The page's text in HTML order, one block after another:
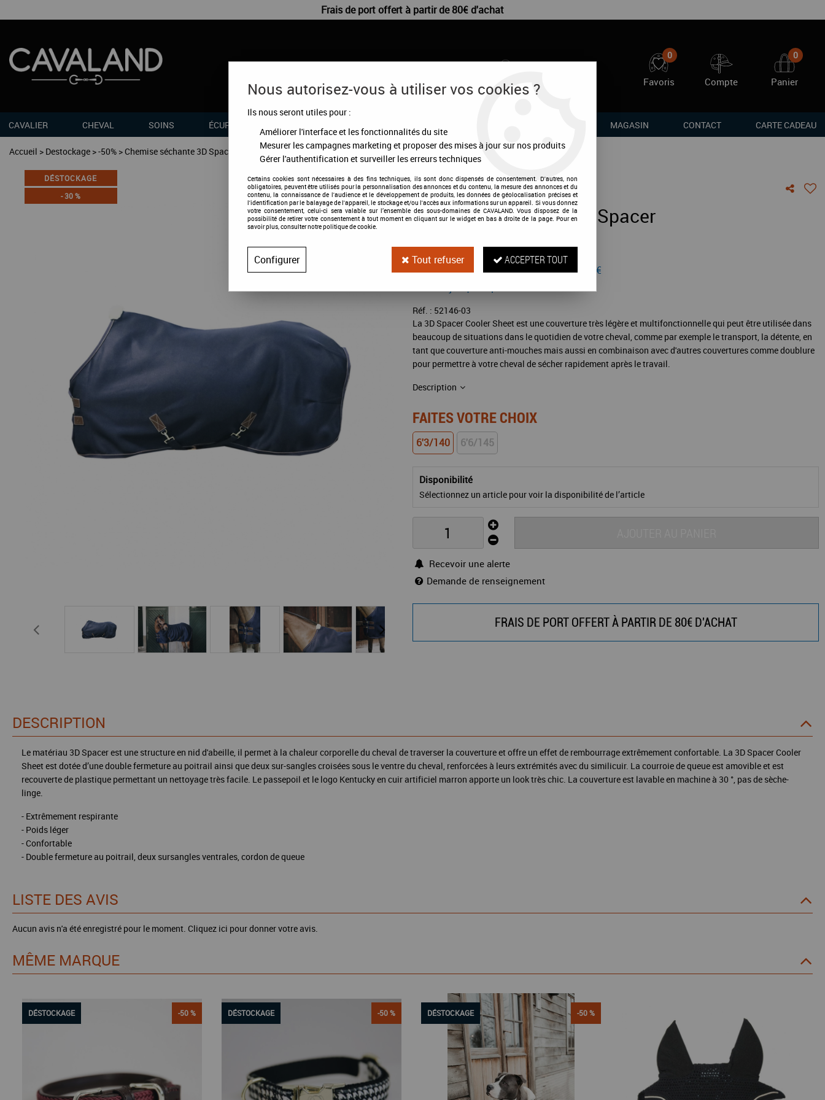
Frais de port offert à partir de 80€ d'achat
0
Favoris Compte
0
Panier
CAVALIER CHEVAL SOINS ÉCURIES MAGASIN CONTACT CARTE CADEAU
Accueil > Destockage >-50% >Chemise séchante 3D Spacer
DÉSTOCKAGE
-30 %
Chemise séchante 3D Spacer
97,99€ TTCau lieu de139,99
€
Réf. : 52146-03
La 3D Spacer Cooler Sheet est une couverture très légère et multifonctionnelle qui peut être utilisée dans
beaucoup de situations dans le quotidien de votre cheval, comme par exemple le transport, la détente, en
tant que couverture anti-mouches mais aussi en combinaison avec d'autres couvertures comme doublure
pour permettre à votre cheval de sécher rapidement après le travail.
Description
FAITES VOTRE CHOIX
6'3/140 6'6/145
Disponibilité
Sélectionnez un article pour voir la disponibilité de l’article
Recevoir une alerte
Demande de renseignement
FRAIS DE PORT OFFERT À PARTIR DE 80€ D'ACHAT
DESCRIPTION
Le matériau 3D Spacer est une structure en nid d'abeille, il permet à la chaleur corporelle du cheval de traverser la couverture et offre un effet de rembourrage extrêmement confortable. La 3D Spacer Cooler
Sheet est dotée d’une double fermeture au poitrail ainsi que deux sur-sangles croisées sous le ventre du cheval, renforcées à leurs extrémités avec du similicuir. La courroie de queue est amovible et est
recouverte de plastique permettant un nettoyage très facile. Le passepoil et le logo Kentucky en cuir artificiel marron apporte un look très chic. La couverture est lavable en machine à 30 °, pas de sèche-
linge.
- Extrêmement respirante
- Poids léger
- Confortable
- Double fermeture au poitrail, deux sursangles ventrales, cordon de queue
LISTE DES AVIS
Aucun avis n'a été enregistré pour le moment. Cliquez ici pour donner votre avis.
MÊME MARQUE
DÉSTOCKAGE -50 % DÉSTOCKAGE -50 % DÉSTOCKAGE -50 %
Nous autorisez-vous à utiliser vos cookies ?
Ils nous seront utiles pour :
Améliorer l'interface et les fonctionnalités du site
Mesurer les campagnes marketing et proposer des mises à jour sur nos produits
Gérer l'authentification et surveiller les erreurs techniques
Certains cookies sont nécessaires à des fins techniques, ils sont donc dispensés de consentement. D'autres, non
obligatoires, peuvent être utilisés pour la personnalisation des annonces et du contenu, la mesure des annonces et du
contenu, la connaissance de l'audience et le développement de produits, les données de géolocalisation précises et
l'identification par le balayage de l'appareil, le stockage et/ou l'accès aux informations sur un appareil. Si vous donnez
votre consentement, celui-ci sera valable sur l’ensemble des sous-domaines de CAVALAND. Vous disposez de la
possibilité de retirer votre consentement à tout moment en cliquant sur le widget en bas à droite de la page. Pour en
savoir plus, consulter notre politique de cookie.
Configurer Tout refuser ACCEPTER TOUT